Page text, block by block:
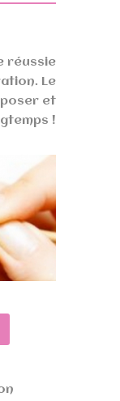
réussie
Le
et
!